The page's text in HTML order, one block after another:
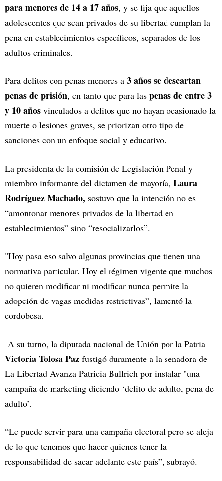
para menores de 14 a 17 años, y se fija que aquellos
adolescentes que sean privados de su libertad cumplan la
pena en establecimientos específicos, separados de los
adultos criminales.
Para delitos con penas menores a 3 años se descartan
penas de prisión, en tanto que para las penas de entre 3
y 10 años vinculados a delitos que no hayan ocasionado la
muerte o lesiones graves, se priorizan otro tipo de
sanciones con un enfoque social y educativo.
La presidenta de la comisión de Legislación Penal y
miembro informante del dictamen de mayoría, Laura
Rodríguez Machado, sostuvo que la intención no es
“amontonar menores privados de la libertad en
establecimientos” sino “resocializarlos”.
"Hoy pasa eso salvo algunas provincias que tienen una
normativa particular. Hoy el régimen vigente que muchos
no quieren modificar ni modificar nunca permite la
adopción de vagas medidas restrictivas”, lamentó la
cordobesa.
A su turno, la diputada nacional de Unión por la Patria
Victoria Tolosa Paz fustigó duramente a la senadora de
La Libertad Avanza Patricia Bullrich por instalar "una
campaña de marketing diciendo ‘delito de adulto, pena de
adulto’.
“Le puede servir para una campaña electoral pero se aleja
de lo que tenemos que hacer quienes tener la
responsabilidad de sacar adelante este país”, subrayó.